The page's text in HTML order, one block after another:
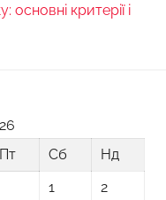
основні критерії і
Пт Сб
Нд
1
2